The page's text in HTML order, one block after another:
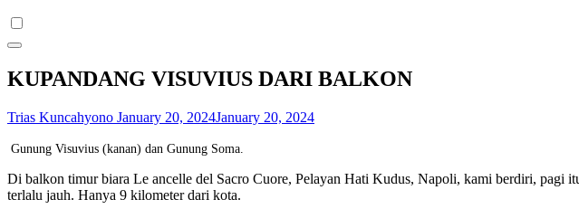
KUPANDANG VISUVIUS DARI BALKON
Trias Kuncahyono January 20, 2024January 20, 2024
Gunung Visuvius (kanan) dan Gunung Soma.
Di balkon timur biara Le ancelle del Sacro Cuore, Pelayan Hati Kudus, Napoli, kami berdiri, pagi
terlalu jauh. Hanya 9 kilometer dari kota.